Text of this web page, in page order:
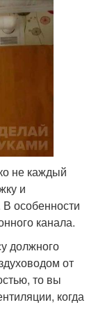
не каждый
и
особенности
канала.
должного
от
то вы
когда